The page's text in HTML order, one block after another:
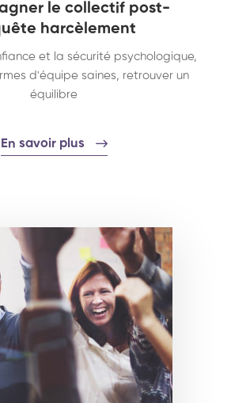
le collectif post-
harcèlement
et la sécurité psychologique,
d'équipe saines, retrouver un
équilibre
En savoir plus